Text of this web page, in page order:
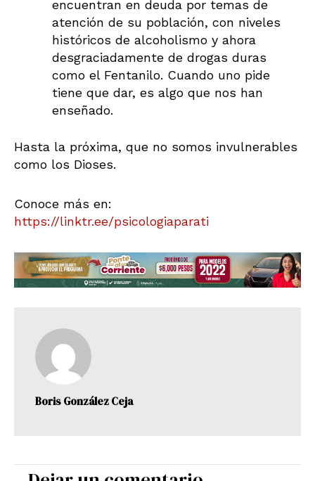
encuentran en deuda por temas de
atención de su población, con niveles
históricos de alcoholismo y ahora
desgraciadamente de drogas duras
como el Fentanilo. Cuando uno pide
tiene que dar, es algo que nos han
enseñado.
Hasta la próxima, que no somos invulnerables
como los Dioses.
Conoce más en:
https://linktr.ee/psicologiaparati
Boris González Ceja